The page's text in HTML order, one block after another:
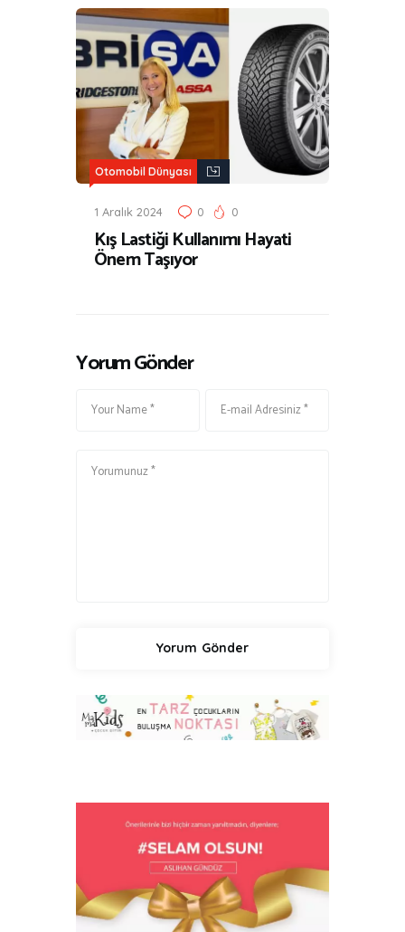
Otomobil Dünyası
1 Aralık 2024 0 0
Kış Lastiği Kullanımı Hayati
Önem Taşıyor
Yorum Gönder